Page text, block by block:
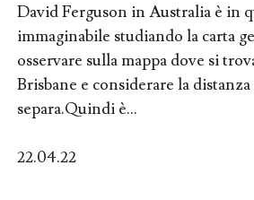
David Ferguson in Australia è in
immaginabile studiando la carta
osservare sulla mappa dove si
Brisbane e considerare la distanza
separa.Quindi è...
22.04.22